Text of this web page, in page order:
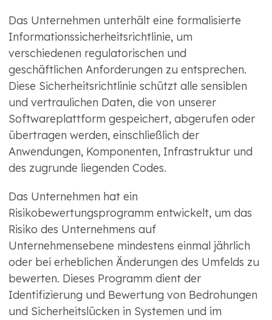
Das Unternehmen unterhält eine formalisierte
Informationssicherheitsrichtlinie, um
verschiedenen regulatorischen und
geschäftlichen Anforderungen zu entsprechen.
Diese Sicherheitsrichtlinie schützt alle sensiblen
und vertraulichen Daten, die von unserer
Softwareplattform gespeichert, abgerufen oder
übertragen werden, einschließlich der
Anwendungen, Komponenten, Infrastruktur und
des zugrunde liegenden Codes.
Das Unternehmen hat ein
Risikobewertungsprogramm entwickelt, um das
Risiko des Unternehmens auf
Unternehmensebene mindestens einmal jährlich
oder bei erheblichen Änderungen des Umfelds zu
bewerten. Dieses Programm dient der
Identifizierung und Bewertung von Bedrohungen
und Sicherheitslücken in Systemen und im